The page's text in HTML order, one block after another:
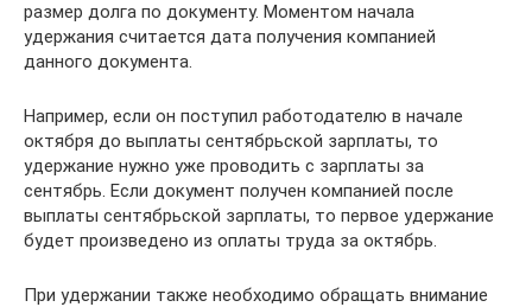
размер долга по документу. Моментом начала
удержания считается дата получения компанией
данного документа.
Например, если он поступил работодателю в начале
октября до выплаты сентябрьской зарплаты, то
удержание нужно уже проводить с зарплаты за
сентябрь. Если документ получен компанией после
выплаты сентябрьской зарплаты, то первое удержание
будет произведено из оплаты труда за октябрь.
При удержании также необходимо обращать внимание